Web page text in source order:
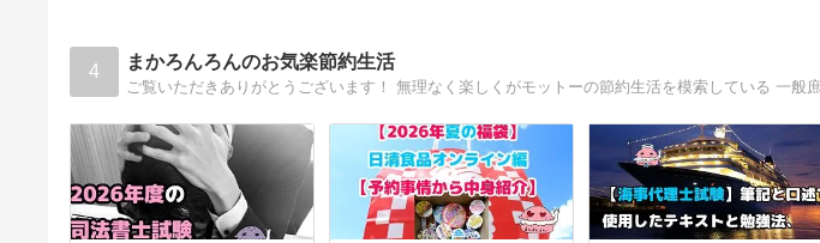
4 まかろんろんのお気楽節約生活